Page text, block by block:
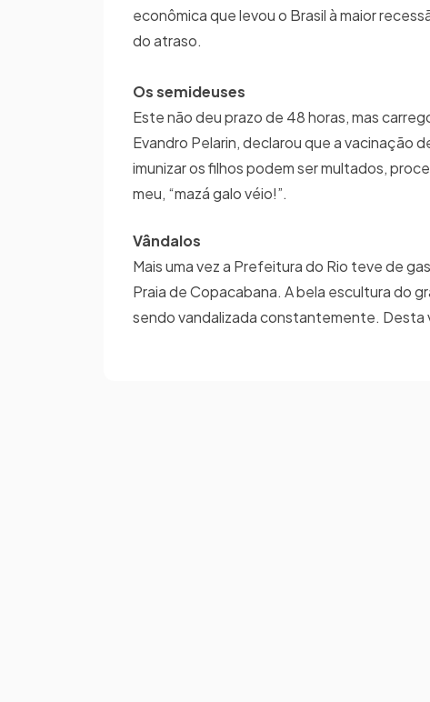
econômica que levou o Brasil à maior
do atraso.
Os semideuses
Este não deu prazo de 48 horas, mas
Evandro Pelarin, declarou que a vacinação
imunizar os filhos podem ser multados,
meu, “mazá galo véio!”.
Vândalos
Mais uma vez a Prefeitura do Rio teve de
Praia de Copacabana. A bela escultura do
sendo vandalizada constantemente. Desta